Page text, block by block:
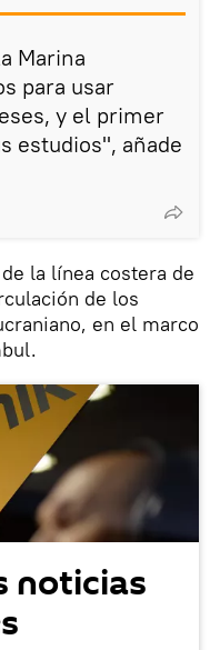
Marina
para usar
y el primer
estudios", añade
la línea costera de
de los
en el marco
noticias